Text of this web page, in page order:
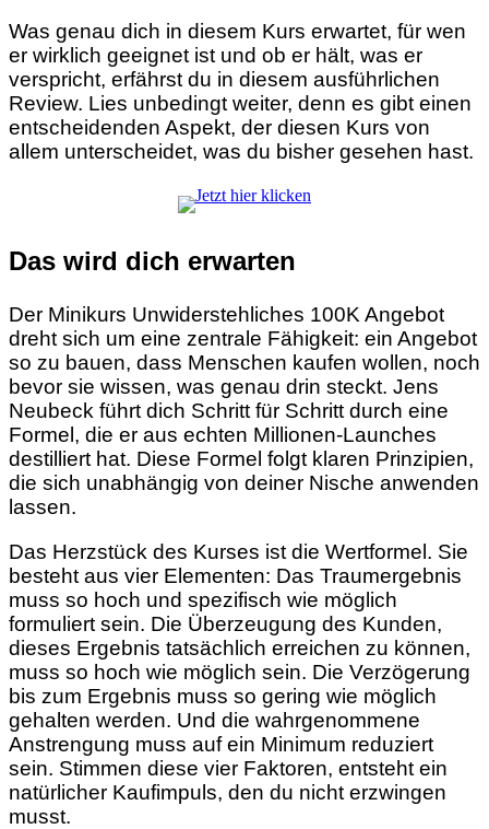
Was genau dich in diesem Kurs erwartet, für wen
er wirklich geeignet ist und ob er hält, was er
verspricht, erfährst du in diesem ausführlichen
Review. Lies unbedingt weiter, denn es gibt einen
entscheidenden Aspekt, der diesen Kurs von
allem unterscheidet, was du bisher gesehen hast.
Das wird dich erwarten
Der Minikurs Unwiderstehliches 100K Angebot
dreht sich um eine zentrale Fähigkeit: ein Angebot
so zu bauen, dass Menschen kaufen wollen, noch
bevor sie wissen, was genau drin steckt. Jens
Neubeck führt dich Schritt für Schritt durch eine
Formel, die er aus echten Millionen-Launches
destilliert hat. Diese Formel folgt klaren Prinzipien,
die sich unabhängig von deiner Nische anwenden
lassen.
Das Herzstück des Kurses ist die Wertformel. Sie
besteht aus vier Elementen: Das Traumergebnis
muss so hoch und spezifisch wie möglich
formuliert sein. Die Überzeugung des Kunden,
dieses Ergebnis tatsächlich erreichen zu können,
muss so hoch wie möglich sein. Die Verzögerung
bis zum Ergebnis muss so gering wie möglich
gehalten werden. Und die wahrgenommene
Anstrengung muss auf ein Minimum reduziert
sein. Stimmen diese vier Faktoren, entsteht ein
natürlicher Kaufimpuls, den du nicht erzwingen
musst.